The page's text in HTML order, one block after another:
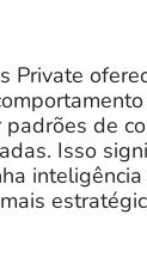
Private
de
Isso